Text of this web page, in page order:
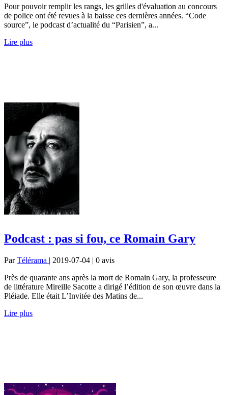
Pour pouvoir remplir les rangs, les grilles d'évaluation au concours
de police ont été revues à la baisse ces dernières années. “Code
source”, le podcast d’actualité du “Parisien”, a...
Lire plus
Podcast : pas si fou, ce Romain Gary
ParTélérama | 2019-07-04 | 0 avis
Près de quarante ans après la mort de Romain Gary, la professeure
de littérature Mireille Sacotte a dirigé l’édition de son œuvre dans la
Pléiade. Elle était L’Invitée des Matins de...
Lire plus